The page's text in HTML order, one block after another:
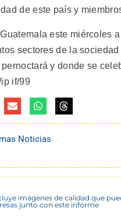
de este país y
este miércoles
sectores de la
y donde se
if/99
Noticias
imágenes de calidad que
junto con este informe